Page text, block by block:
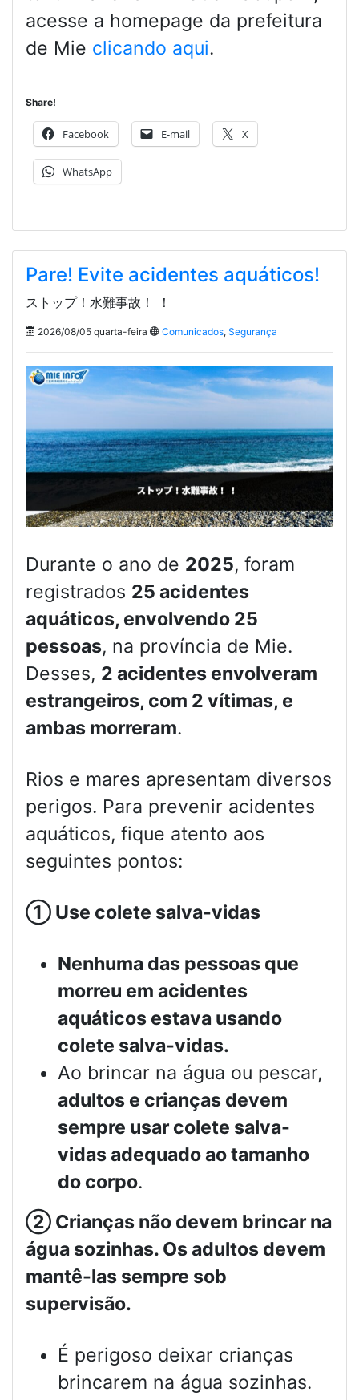
acesse a homepage da prefeitura
de Mie clicando aqui.
Share!
Facebook E-mail X
WhatsApp
Pare! Evite acidentes aquáticos!
ストップ！水難事故！ ！
2026/08/05 quarta-feira Comunicados, Segurança
Durante o ano de 2025, foram
registrados 25 acidentes
aquáticos, envolvendo 25
pessoas, na província de Mie.
Desses, 2 acidentes envolveram
estrangeiros, com 2 vítimas, e
ambas morreram.
Rios e mares apresentam diversos
perigos. Para prevenir acidentes
aquáticos, fique atento aos
seguintes pontos:
① Use colete salva-vidas
Nenhuma das pessoas que
morreu em acidentes
aquáticos estava usando
colete salva-vidas.
Ao brincar na água ou pescar,
adultos e crianças devem
sempre usar colete salva-
vidas adequado ao tamanho
do corpo.
② Crianças não devem brincar na
água sozinhas. Os adultos devem
mantê-las sempre sob
supervisão.
É perigoso deixar crianças
brincarem na água sozinhas.